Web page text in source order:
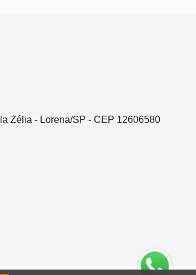
Zélia - Lorena/SP - CEP 12606580